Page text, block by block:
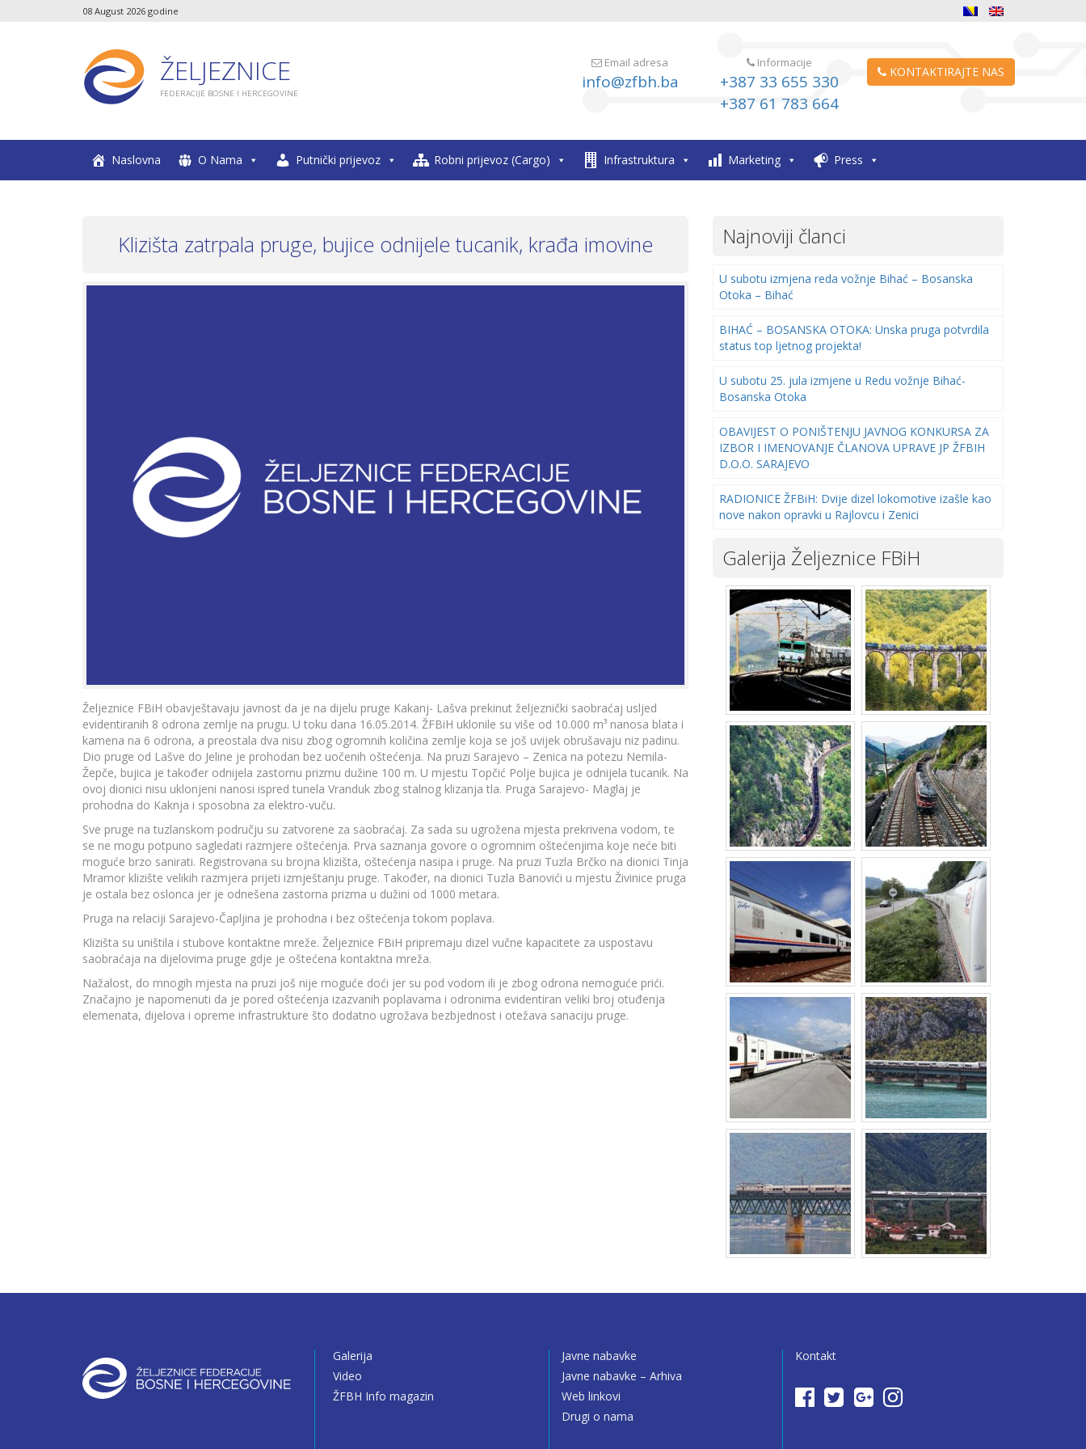
08 August 2026 godine
ŽELJEZNICE
FEDERACIJE BOSNE I HERCEGOVINE
Email adresa
info@zfbh.ba
Informacije
+387 33 655 330
+387 61 783 664
KONTAKTIRAJTE NAS
Naslovna O Nama Putnički prijevoz Robni prijevoz (Cargo) Infrastruktura Marketing Press
Klizišta zatrpala pruge, bujice odnijele tucanik, krađa imovine
Željeznice FBiH obavještavaju javnost da je na dijelu pruge Kakanj- Lašva prekinut željeznički saobraćaj usljed
evidentiranih 8 odrona zemlje na prugu. U toku dana 16.05.2014. ŽFBiH uklonile su više od 10.000 m³ nanosa blata i
kamena na 6 odrona, a preostala dva nisu zbog ogromnih količina zemlje koja se još uvijek obrušavaju niz padinu.
Dio pruge od Lašve do Jeline je prohodan bez uočenih oštećenja. Na pruzi Sarajevo – Zenica na potezu Nemila-
Žepče, bujica je također odnijela zastornu prizmu dužine 100 m. U mjestu Topčić Polje bujica je odnijela tucanik. Na
ovoj dionici nisu uklonjeni nanosi ispred tunela Vranduk zbog stalnog klizanja tla. Pruga Sarajevo- Maglaj je
prohodna do Kaknja i sposobna za elektro-vuču.
Sve pruge na tuzlanskom području su zatvorene za saobraćaj. Za sada su ugrožena mjesta prekrivena vodom, te
se ne mogu potpuno sagledati razmjere oštećenja. Prva saznanja govore o ogromnim oštećenjima koje neće biti
moguće brzo sanirati. Registrovana su brojna klizišta, oštećenja nasipa i pruge. Na pruzi Tuzla Brčko na dionici Tinja
Mramor klizište velikih razmjera prijeti izmještanju pruge. Također, na dionici Tuzla Banovići u mjestu Živinice pruga
je ostala bez oslonca jer je odnešena zastorna prizma u dužini od 1000 metara.
Pruga na relaciji Sarajevo-Čapljina je prohodna i bez oštećenja tokom poplava.
Klizišta su uništila i stubove kontaktne mreže. Željeznice FBiH pripremaju dizel vučne kapacitete za uspostavu
saobraćaja na dijelovima pruge gdje je oštećena kontaktna mreža.
Nažalost, do mnogih mjesta na pruzi još nije moguće doći jer su pod vodom ili je zbog odrona nemoguće prići.
Značajno je napomenuti da je pored oštećenja izazvanih poplavama i odronima evidentiran veliki broj otuđenja
elemenata, dijelova i opreme infrastrukture što dodatno ugrožava bezbjednost i otežava sanaciju pruge.
Najnoviji članci
U subotu izmjena reda vožnje Bihać – Bosanska
Otoka – Bihać
BIHAĆ – BOSANSKA OTOKA: Unska pruga potvrdila
status top ljetnog projekta!
U subotu 25. jula izmjene u Redu vožnje Bihać-
Bosanska Otoka
OBAVIJEST O PONIŠTENJU JAVNOG KONKURSA ZA
IZBOR I IMENOVANJE ČLANOVA UPRAVE JP ŽFBIH
D.O.O. SARAJEVO
RADIONICE ŽFBiH: Dvije dizel lokomotive izašle kao
nove nakon opravki u Rajlovcu i Zenici
Galerija Željeznice FBiH
Galerija
Video
ŽFBH Info magazin
Javne nabavke
Javne nabavke – Arhiva
Web linkovi
Drugi o nama
Kontakt